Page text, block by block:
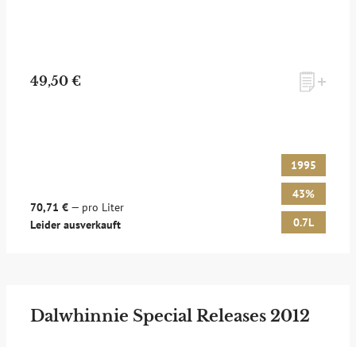
49,50 €
70,71 € — pro Liter
Leider ausverkauft
1995
43%
0.7L
Dalwhinnie Special Releases 2012